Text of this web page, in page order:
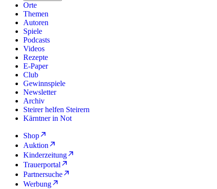
Orte
Themen
Autoren
Spiele
Podcasts
Videos
Rezepte
E-Paper
Club
Gewinnspiele
Newsletter
Archiv
Steirer helfen Steirern
Kärntner in Not
Shop
Auktion
Kinderzeitung
Trauerportal
Partnersuche
Werbung